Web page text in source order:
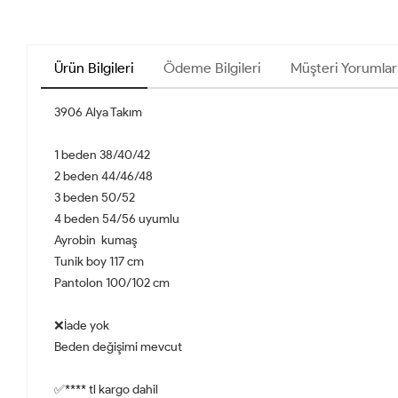
Ürün Bilgileri Ödeme Bilgileri Müşteri
3906 Alya Takım
1 beden 38/40/42
2 beden 44/46/48
3 beden 50/52
4 beden 54/56 uyumlu
Ayrobin kumaş
Tunik boy 117 cm
Pantolon 100/102 cm
❌İade yok
Beden değişimi mevcut
✅**** tl kargo dahil